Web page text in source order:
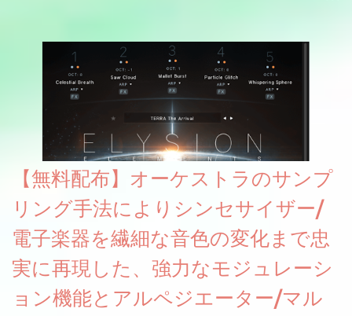
【無料配布】オーケストラのサンプ
リング手法によりシンセサイザー/
電子楽器を繊細な音色の変化まで忠
実に再現した、強力なモジュレーシ
ョン機能とアルペジエーター/マル